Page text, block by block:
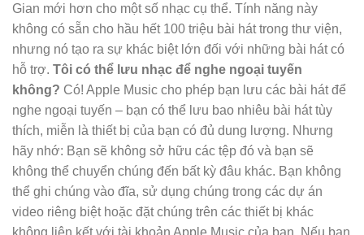
Gian mới hơn cho một số nhạc cụ thể. Tính năng này
không có sẵn cho hầu hết 100 triệu bài hát trong thư viện,
nhưng nó tạo ra sự khác biệt lớn đối với những bài hát có
hỗ trợ. Tôi có thể lưu nhạc để nghe ngoại tuyến
không? Có! Apple Music cho phép bạn lưu các bài hát để
nghe ngoại tuyến – bạn có thể lưu bao nhiêu bài hát tùy
thích, miễn là thiết bị của bạn có đủ dung lượng. Nhưng
hãy nhớ: Bạn sẽ không sở hữu các tệp đó và bạn sẽ
không thể chuyển chúng đến bất kỳ đâu khác. Bạn không
thể ghi chúng vào đĩa, sử dụng chúng trong các dự án
video riêng biệt hoặc đặt chúng trên các thiết bị khác
không liên kết với tài khoản Apple Music của bạn. Nếu bạn